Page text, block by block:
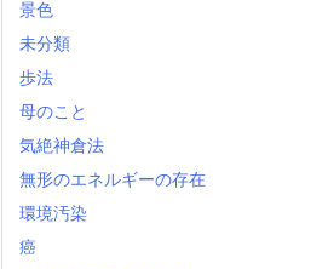
景色
未分類
歩法
母のこと
気絶神倉法
無形のエネルギーの存在
環境汚染
癌